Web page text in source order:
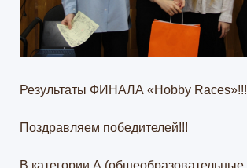
Результаты ФИНАЛА «Hobby Races»!!!
Поздравляем победителей!!!
В категории А (общеобразовательные